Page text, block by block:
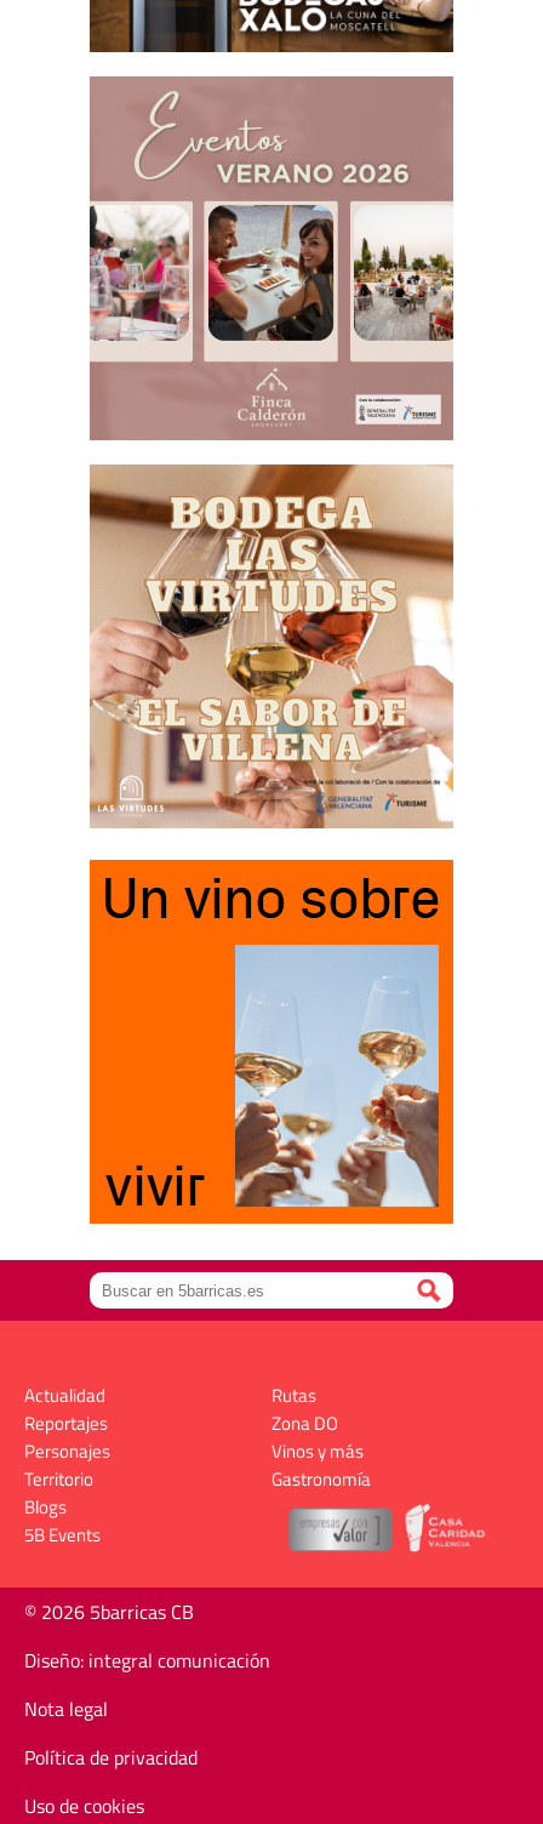
Actualidad
Reportajes
Personajes
Territorio
Rutas
Zona DO
Vinos y más
Gastronomía
Blogs
5B Events
© 2026 5barricas CB
Diseño: integral comunicación
Nota legal
Política de privacidad
Uso de cookies